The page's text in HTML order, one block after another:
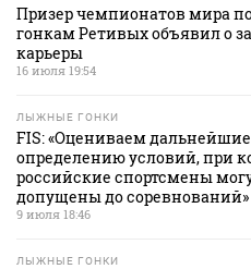
Призер чемпионатов мира
гонкам Ретивых объявил о
карьеры
16 июля 19:54
ЛЫЖНЫЕ ГОНКИ
FIS: «Оцениваем
определению условий, при
российские спортсмены
допущены до соревнований»
9 июля 18:46
ЛЫЖНЫЕ ГОНКИ